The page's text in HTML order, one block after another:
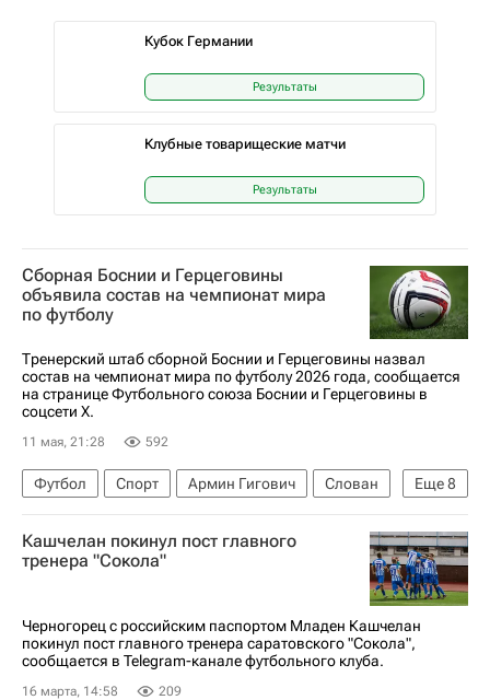
Кубок Германии
Результаты
Клубные товарищеские матчи
Результаты
Сборная Боснии и Герцеговины
объявила состав на чемпионат мира
по футболу
Тренерский штаб сборной Боснии и Герцеговины назвал
состав на чемпионат мира по футболу 2026 года, сообщается
на странице Футбольного союза Боснии и Герцеговины в
соцсети X.
11 мая, 21:28 592
Еще8
Футбол Спорт Армин Гигович
Слован
Акрон
Сеад Колашинац
Амар Дедич
Никола Катич
Санкт-Паули
Шальке 04
Риека
Кашчелан покинул пост главного
тренера "Сокола"
Черногорец с российским паспортом Младен Кашчелан
покинул пост главного тренера саратовского "Сокола",
сообщается в Telegram-канале футбольного клуба.
16 марта, 14:58 209